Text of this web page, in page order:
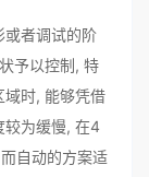
或者调试的阶
予以控制, 特
域时, 能够凭借
较为缓慢, 在4
自动的方案适